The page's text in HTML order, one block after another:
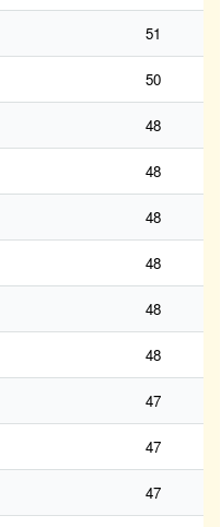
51
50
48
48
48
48
48
48
47
47
47